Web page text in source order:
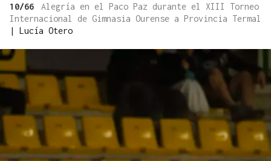
10/66
Alegría en el Paco Paz durante el XIII Torneo
Internacional de Gimnasia Ourense a Provincia Termal
| Lucía Otero